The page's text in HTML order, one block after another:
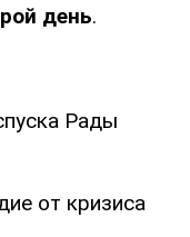
день.
Рады
от кризиса